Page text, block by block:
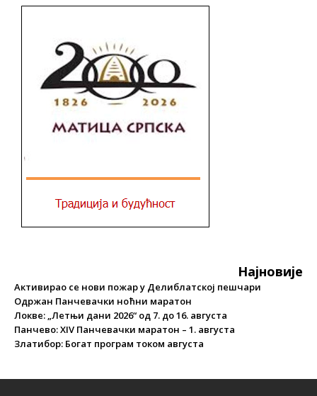
Најновије
Активирао се нови пожар у Делиблатској пешчари
Одржан Панчевачки ноћни маратон
Локве: „Летњи дани 2026“ од 7. до 16. августа
Панчево: XIV Панчевачки маратон – 1. августа
Златибор: Богат програм током августа